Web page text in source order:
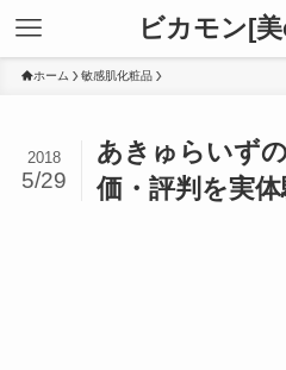
ビカモン[
ホーム 敏感肌化粧品
あきゅらいず
価・評判を実
2018
5/29